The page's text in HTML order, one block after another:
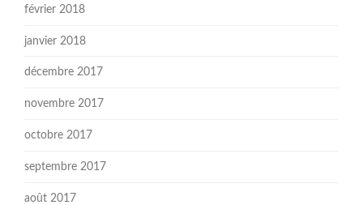
février 2018
janvier 2018
décembre 2017
novembre 2017
octobre 2017
septembre 2017
août 2017